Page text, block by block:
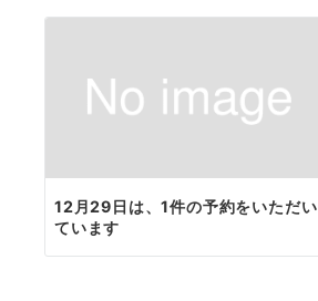
12月29日は、1件の予約をいただい
ています